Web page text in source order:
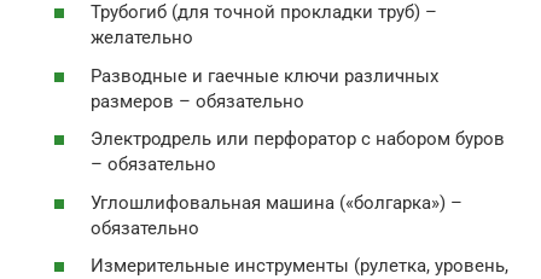
Трубогиб (для точной прокладки труб) –
желательно
Разводные и гаечные ключи различных
размеров – обязательно
Электродрель или перфоратор с набором буров
– обязательно
Углошлифовальная машина («болгарка») –
обязательно
Измерительные инструменты (рулетка, уровень,